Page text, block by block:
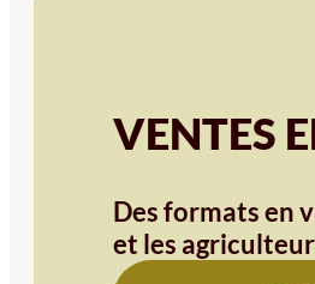
VENTES
Des formats en
et les